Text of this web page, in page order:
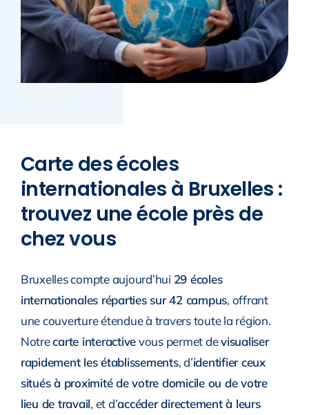
Carte des écoles
internationales à Bruxelles :
trouvez une école près de
chez vous
Bruxelles compte aujourd’hui 29 écoles
internationales réparties sur 42 campus, offrant
une couverture étendue à travers toute la région.
Notrecarte interactivevous permet devisualiser
rapidement les établissements, d’identifier ceux
situés à proximité de votre domicile ou de votre
lieu de travail, et d’accéder directement à leurs